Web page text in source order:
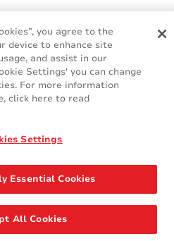
FAQ (Preguntas frecuente)
you agree to the
device to enhance site
and assist in our
Settings' you can change
For more information
click here to read
Settings
Essential Cookies
All Cookies